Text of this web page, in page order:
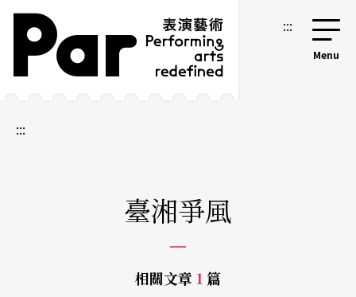
跳到主要內容區塊
網站導覽 :::
:::
臺湘爭風
相關文章 1 篇